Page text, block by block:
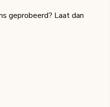
geprobeerd? Laat dan